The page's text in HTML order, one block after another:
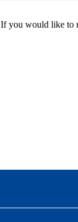
you would like